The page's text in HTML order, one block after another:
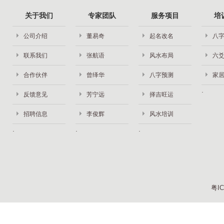
关于我们
公司介绍
联系我们
合作伙伴
反馈意见
招聘信息
专家团队
董易奇
张航语
曾绎华
芳宁远
李俊辉
服务项目
起名改名
风水布局
八字预测
择吉旺运
风水培训
培
八
六
家
粤